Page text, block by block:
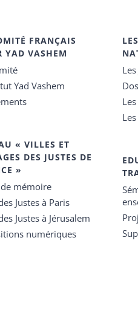
FRANÇAIS
YAD VASHEM
Yad Vashem
« VILLES ET
DES JUSTES DE
»
mémoire
Justes à Paris
Justes à Jérusalem
numériques